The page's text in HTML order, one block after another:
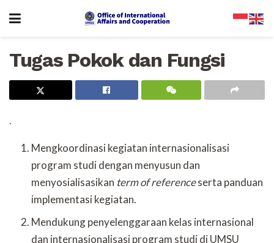
Tugas Pokok dan Fungsi
.
Mengkoordinasi kegiatan internasionalisasi
program studi dengan menyusun dan
menyosialisasikan term of referenceserta panduan
implementasi kegiatan.
Mendukung penyelenggaraan kelas internasional
dan internasionalisasi program studi di UMSU